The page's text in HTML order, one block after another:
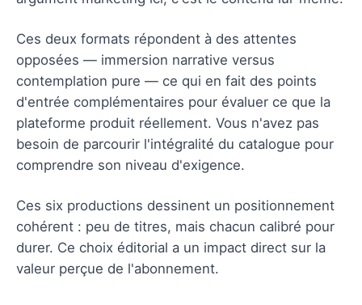
Ces deux formats répondent à des attentes
opposées — immersion narrative versus
contemplation pure — ce qui en fait des points
d'entrée complémentaires pour évaluer ce que la
plateforme produit réellement. Vous n'avez pas
besoin de parcourir l'intégralité du catalogue pour
comprendre son niveau d'exigence.
Ces six productions dessinent un positionnement
cohérent : peu de titres, mais chacun calibré pour
durer. Ce choix éditorial a un impact direct sur la
valeur perçue de l'abonnement.